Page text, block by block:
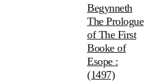
Begynneth
The Prologue
of The First
Booke of
Esope :
(1497)